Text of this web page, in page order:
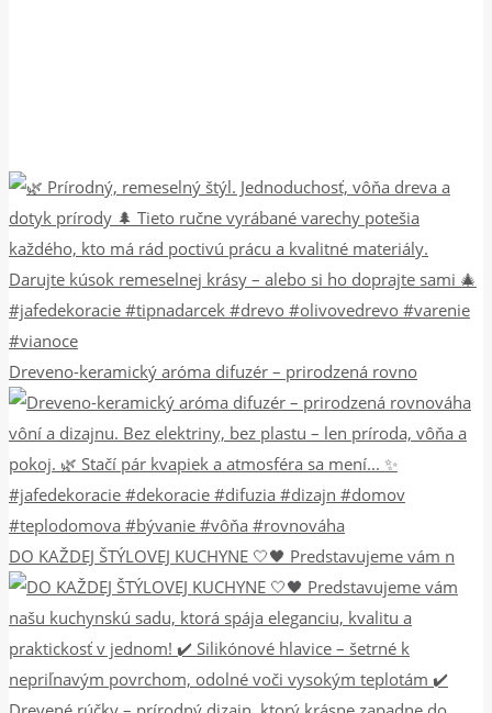
Dreveno-keramický aróma difuzér – prirodzená rovno
DO KAŽDEJ ŠTÝLOVEJ KUCHYNE 🤍🖤 Predstavujeme vám n